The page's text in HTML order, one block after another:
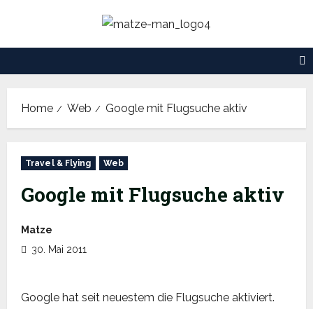
content
Home Web Google mit Flugsuche aktiv
Travel & Flying Web
Google mit Flugsuche aktiv
Matze
30. Mai 2011
Google hat seit neuestem die Flugsuche aktiviert.